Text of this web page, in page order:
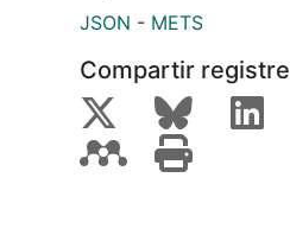
JSON - METS
Compartir registre